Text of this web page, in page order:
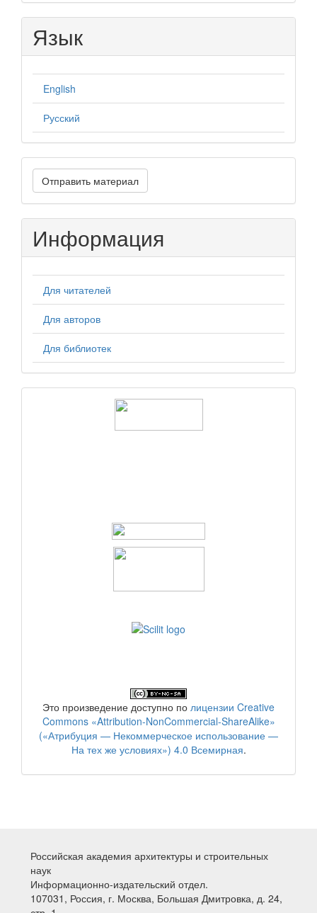
Язык
English
Русский
Отправить
материал
Отправить материал
Информация
Для читателей
Для авторов
Для библиотек
Это произведение доступно по лицензии Creative
Commons «Attribution-NonCommercial-ShareAlike»
(«Атрибуция — Некоммерческое использование —
На тех же условиях») 4.0 Всемирная.
Российская академия архитектуры и строительных
наук
Информационно-издательский отдел.
107031, Россия, г. Москва, Большая Дмитровка, д. 24,